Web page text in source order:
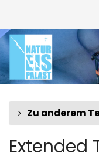
Inhalt
springen
Extended
Tour
Zu anderem
Extended